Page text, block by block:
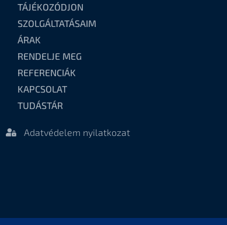
TÁJÉKOZÓDJON
SZOLGÁLTATÁSAIM
ÁRAK
RENDELJE MEG
REFERENCIÁK
KAPCSOLAT
TUDÁSTÁR
Adatvédelem nyilatkozat